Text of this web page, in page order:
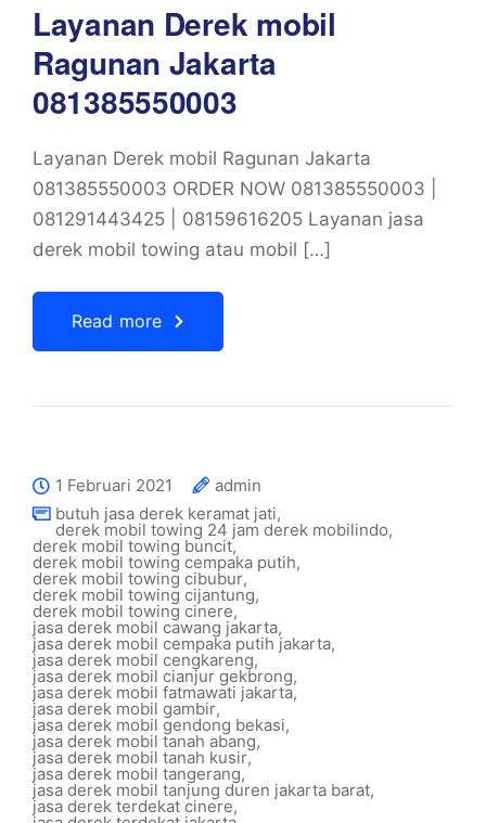
Layanan Derek mobil
Ragunan Jakarta
081385550003
Layanan Derek mobil Ragunan Jakarta
081385550003 ORDER NOW 081385550003 |
081291443425 | 08159616205 Layanan jasa
derek mobil towing atau mobil […]
Read more
1 Februari 2021
admin
butuh jasa derek keramat jati,
derek mobil towing 24 jam derek mobilindo,
derek mobil towing buncit,
derek mobil towing cempaka putih,
derek mobil towing cibubur,
derek mobil towing cijantung,
derek mobil towing cinere,
jasa derek mobil cawang jakarta,
jasa derek mobil cempaka putih jakarta,
jasa derek mobil cengkareng,
jasa derek mobil cianjur gekbrong,
jasa derek mobil fatmawati jakarta,
jasa derek mobil gambir,
jasa derek mobil gendong bekasi,
jasa derek mobil tanah abang,
jasa derek mobil tanah kusir,
jasa derek mobil tangerang,
jasa derek mobil tanjung duren jakarta barat,
jasa derek terdekat cinere,